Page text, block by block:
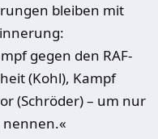
bleiben mit
gegen den RAF-
(Kohl), Kampf
(Schröder) – um nur
nennen.«